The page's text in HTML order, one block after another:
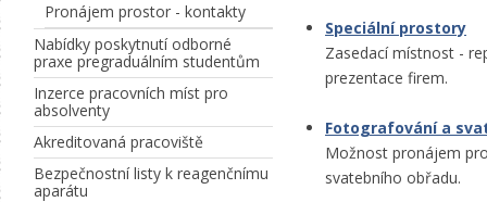
Pronájem prostor - kontakty
Nabídky poskytnutí odborné
praxe pregraduálním studentům
Inzerce pracovních míst pro
absolventy
Akreditovaná pracoviště
Bezpečnostní listy k reagenčnímu
aparátu
Speciální prostory
Zasedací místnost -
prezentace firem.
Fotografování a
Možnost pronájem
svatebního obřadu.